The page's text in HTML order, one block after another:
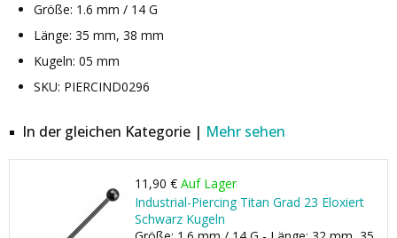
Größe: 1.6 mm / 14 G
Länge: 35 mm, 38 mm
Kugeln: 05 mm
SKU: PIERCIND0296
In der gleichen Kategorie | Mehr sehen
11,90 € Auf Lager
Industrial-Piercing Titan Grad 23 Eloxiert
Schwarz Kugeln